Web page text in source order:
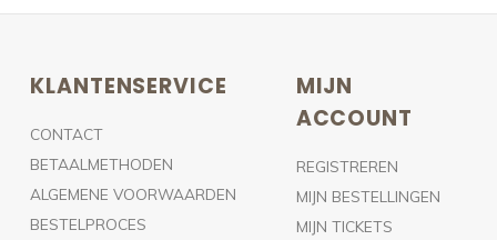
KLANTENSERVICE
CONTACT
BETAALMETHODEN
ALGEMENE VOORWAARDEN
BESTELPROCES
MIJN
ACCOUNT
REGISTREREN
MIJN BESTELLINGEN
MIJN TICKETS